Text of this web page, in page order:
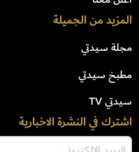
المزيد من الجميلة
مجلة سيدتي
مطبخ سيدتي
سيدتي TV
اشترك في النشرة الاخبارية